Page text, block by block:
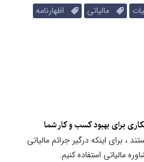
مالیاتی
اظهارنامه
برای بهبود کسب و کار شما
، برای اینکه درگیر جرائم مالیاتی
مالیاتی استفاده کنیم.